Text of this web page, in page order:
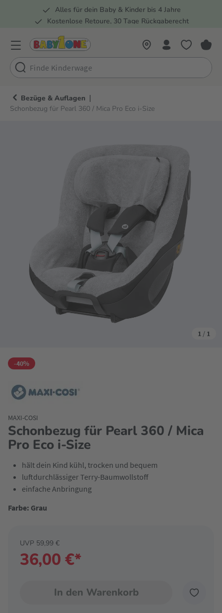
Zur Hauptnavigation springen
Alles für dein Baby & Kinder bis 4 Jahre
Kostenlose Retoure, 30 Tage Rückgaberecht
Bezüge & Auflagen |
Schonbezug für Pearl 360 / Mica Pro Eco i-Size
1 / 1
-40%
Schonbezug für Pearl 360 / Mica
Pro Eco i-Size
MAXI-COSI
hält dein Kind kühl, trocken und bequem
luftdurchlässiger Terry-Baumwollstoff
einfache Anbringung
Farbe: Grau
36,00 €*
UVP 59,99 €
In den Warenkorb